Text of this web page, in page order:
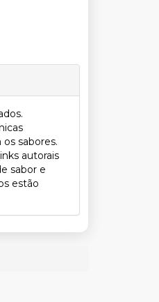
sabores.
autorais
sabor e
estão